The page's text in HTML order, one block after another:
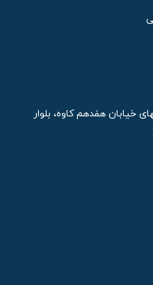
خیابان هفدهم کاوه، بلوار